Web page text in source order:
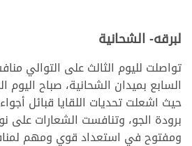
لبرقه- الشحانية
تواصلت لليوم الثالث على التوالي
حيث اشعلت تحديات اللقايا قبائل
برودة الجو، وتنافست الشعارات على
ومفتوح في استعداد قوي ومهم